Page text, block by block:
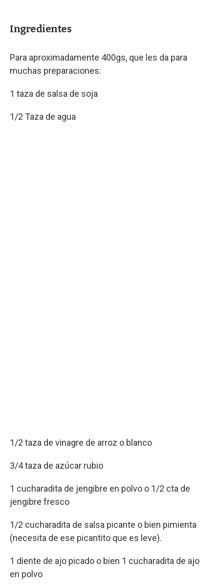
Ingredientes
Para aproximadamente 400gs, que les da para
muchas preparaciones:
1 taza de salsa de soja
1/2 Taza de agua
1/2 taza de vinagre de arroz o blanco
3/4 taza de azúcar rubio
1 cucharadita de jengibre en polvo o 1/2 cta de
jengibre fresco
1/2 cucharadita de salsa picante o bien pimienta
(necesita de ese picantito que es leve).
1 diente de ajo picado o bien 1 cucharadita de ajo
en polvo